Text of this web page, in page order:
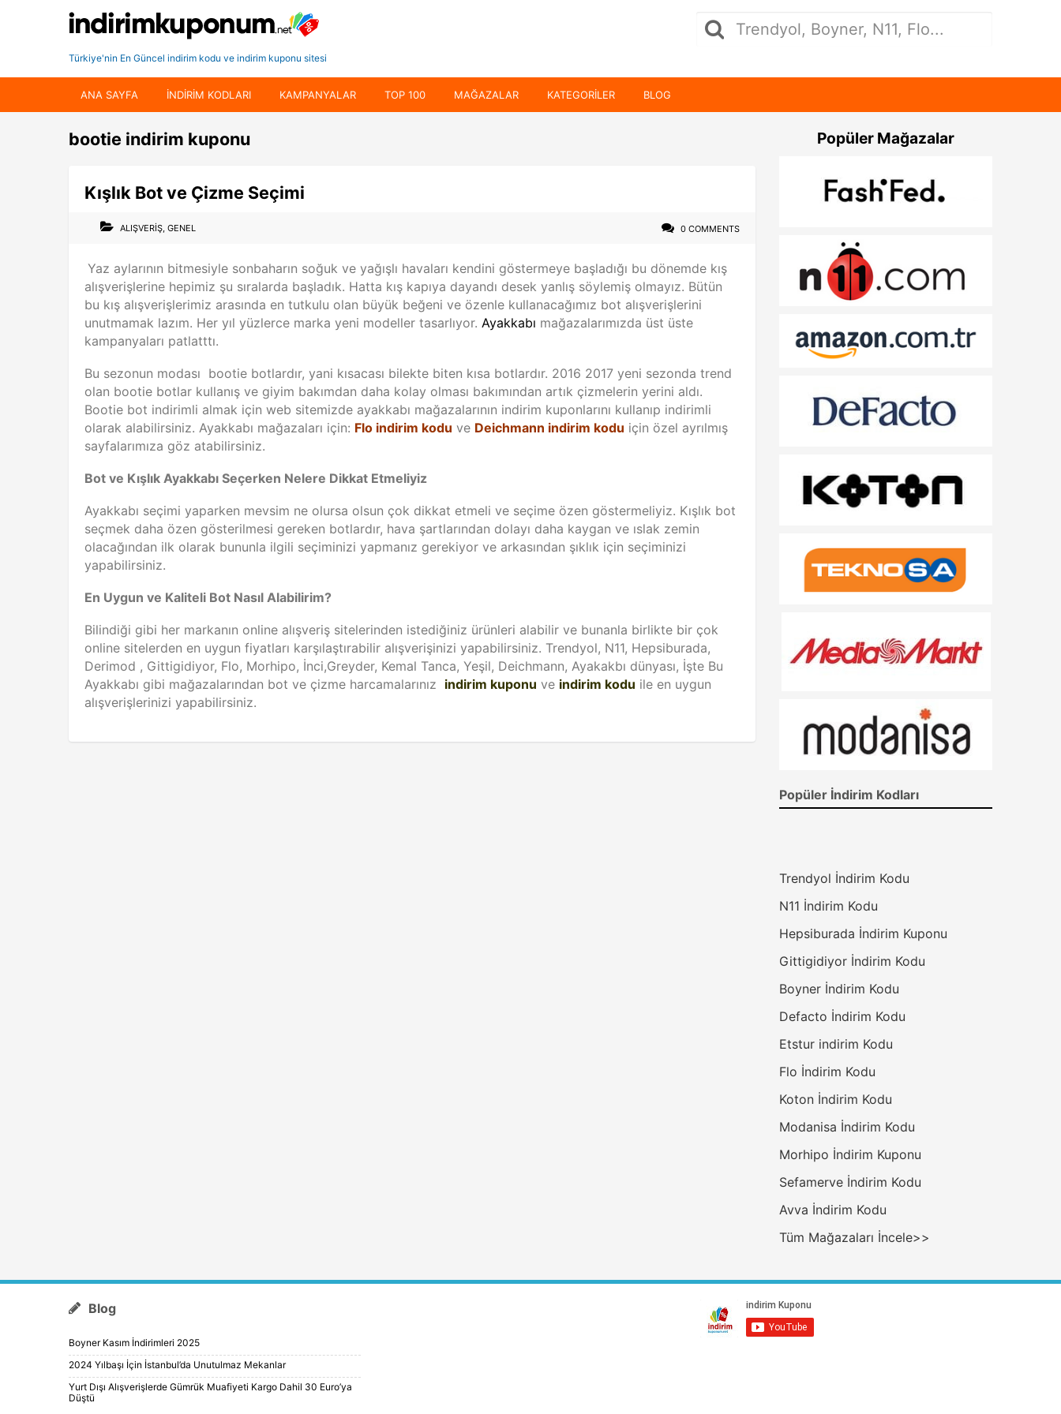
Türkiye'nin En Güncel indirim kodu ve indirim kuponu sitesi
ANA SAYFA INDIRIM KODLARI KAMPANYALAR TOP 100 MAĞAZALAR KATEGORILER BLOG
bootie indirim kuponu
Kışlık Bot ve Çizme Seçimi
ALIŞVERIŞ GENEL 0 COMMENTS
Yaz aylarının bitmesiyle sonbaharın soğuk ve yağışlı havaları kendini göstermeye başladığı bu dönemde kış
alışverişlerine hepimiz şu sıralarda başladık. Hatta kış kapıya dayandı desek yanlış söylemiş olmayız. Bütün
bu kış alışverişlerimiz arasında en tutkulu olan büyük beğeni ve özenle kullanacağımız bot alışverişlerini
unutmamak lazım. Her yıl yüzlerce marka yeni modeller tasarlıyor. Ayakkabı mağazalarımızda üst üste
kampanyaları patlatttı.
Bu sezonun modası bootie botlardır, yani kısacası bilekte biten kısa botlardır. 2016 2017 yeni sezonda trend
olan bootie botlar kullanış ve giyim bakımdan daha kolay olması bakımından artık çizmelerin yerini aldı.
Bootie bot indirimli almak için web sitemizde ayakkabı mağazalarının indirim kuponlarını kullanıp indirimli
olarak alabilirsiniz. Ayakkabı mağazaları için: Flo indirim kodu ve Deichmann indirim kodu için özel ayrılmış
sayfalarımıza göz atabilirsiniz.
Bot ve Kışlık Ayakkabı Seçerken Nelere Dikkat Etmeliyiz
Ayakkabı seçimi yaparken mevsim ne olursa olsun çok dikkat etmeli ve seçime özen göstermeliyiz. Kışlık bot
seçmek daha özen gösterilmesi gereken botlardır, hava şartlarından dolayı daha kaygan ve ıslak zemin
olacağından ilk olarak bununla ilgili seçiminizi yapmanız gerekiyor ve arkasından şıklık için seçiminizi
yapabilirsiniz.
En Uygun ve Kaliteli Bot Nasıl Alabilirim?
Bilindiği gibi her markanın online alışveriş sitelerinden istediğiniz ürünleri alabilir ve bunanla birlikte bir çok
online sitelerden en uygun fiyatları karşılaştırabilir alışverişinizi yapabilirsiniz. Trendyol, N11, Hepsiburada,
Derimod , Gittigidiyor, Flo, Morhipo, İnci,Greyder, Kemal Tanca, Yeşil, Deichmann, Ayakakbı dünyası, İşte Bu
Ayakkabı gibi mağazalarından bot ve çizme harcamalarınız indirim kuponu ve indirim kodu ile en uygun
alışverişlerinizi yapabilirsiniz.
Popüler Mağazalar
Popüler İndirim Kodları
Trendyol İndirim Kodu
N11 İndirim Kodu
Hepsiburada İndirim Kuponu
Gittigidiyor İndirim Kodu
Boyner İndirim Kodu
Defacto İndirim Kodu
Etstur indirim Kodu
Flo İndirim Kodu
Koton İndirim Kodu
Modanisa İndirim Kodu
Morhipo İndirim Kuponu
Sefamerve İndirim Kodu
Avva İndirim Kodu
Tüm Mağazaları İncele>>
Blog
Boyner Kasım İndirimleri 2025
2024 Yılbaşı İçin İstanbul’da Unutulmaz Mekanlar
Yurt Dışı Alışverişlerde Gümrük Muafiyeti Kargo Dahil 30 Euro’ya
Düştü